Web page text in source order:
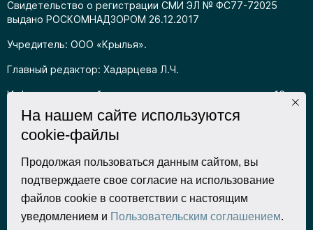
Свидетельство о регистрации СМИ ЭЛ № ФС77-72025
выдано РОСКОМНАДЗОРОМ 26.12.2017
Учредитель: ООО «Крылья».
Главный редактор: Хадарцева Л.Ч.
Информация на сайте предназначена для лиц старше 16
лет.
Все права на любые материалы, опубликованные на сайте,
законодательством об интеллектуальной собственности.
Любое использование текстовых, фото, аудио и
видеоматериалов возможно только с согласия
правообладателя (ООО «Крылья») и при строгом наличии
ссылки на ресурс. Для сетевых ресурсов – гиперссылка.
На нашем сайте используются
cookie-файлы
Продолжая пользоваться данным сайтом, вы
подтверждаете свое согласие на использование
файлов cookie в соответствии с настоящим
уведомлением и Пользовательским соглашением.